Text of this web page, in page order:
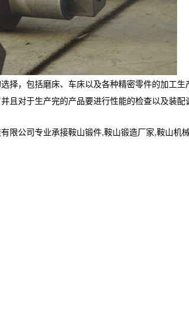
，包括磨床、车床以及各种精密零件的加工
且对于生产完的产品要进行性能的检查以及装
限公司专业承接鞍山锻件,鞍山锻造厂家,鞍山机